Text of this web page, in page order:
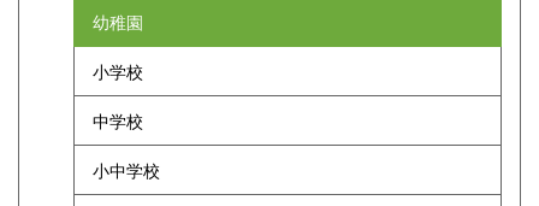
幼稚園
小学校
中学校
小中学校